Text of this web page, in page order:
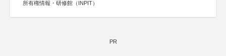
所有権情報・研修館（INPIT）
PR